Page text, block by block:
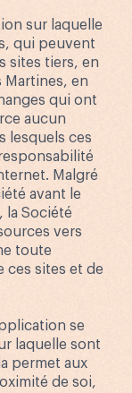
sur laquelle
qui peuvent
sites tiers, en
Martines, en
qui ont
aucun
lesquels ces
Malgré
avant le
la Société
vers
toute
ces sites et de
se
laquelle sont
permet aux
de soi,